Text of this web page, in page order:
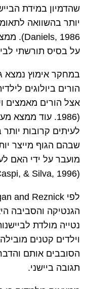
שהדמיון במידת
יותר בהשוואה
Daniels, 1986
).
על בסיס תורשתי
במחקר אימוץ נמצא
הורים ביולוגים
אצל הורים מאמצים
1986). עוד ממצא
לעיתים קרובות
שבהם הגוף מייצר
מועבר על ידי האם
(
& Silva, 1996
לפי and Reznick
הגנטיקה והסביבה
נטייה מולדת
וילדים קטנים
הסובבים אותם
תגובה ביישני.